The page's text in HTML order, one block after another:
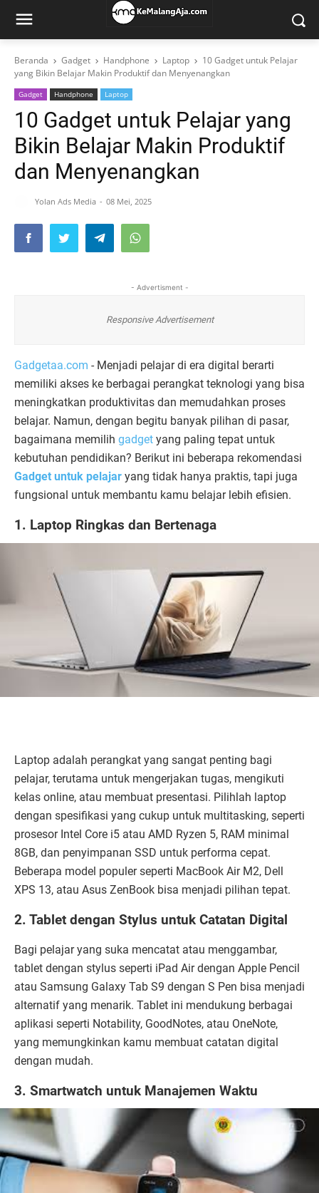
Beranda Gadget Handphone Laptop
10 Gadget untuk Pelajar
yang Bikin Belajar Makin Produktif dan Menyenangkan
Gadget Handphone Laptop
10 Gadget untuk Pelajar yang
Bikin Belajar Makin Produktif
dan Menyenangkan
Yolan Ads Media 08 Mei, 2025
- Advertisment -
Responsive Advertisement
Gadgetaa.com - Menjadi pelajar di era digital berarti
memiliki akses ke berbagai perangkat teknologi yang bisa
meningkatkan produktivitas dan memudahkan proses
belajar. Namun, dengan begitu banyak pilihan di pasar,
bagaimana memilih gadget yang paling tepat untuk
kebutuhan pendidikan? Berikut ini beberapa rekomendasi
Gadget untuk pelajar yang tidak hanya praktis, tapi juga
fungsional untuk membantu kamu belajar lebih efisien.
1. Laptop Ringkas dan Bertenaga
Laptop adalah perangkat yang sangat penting bagi
pelajar, terutama untuk mengerjakan tugas, mengikuti
kelas online, atau membuat presentasi. Pilihlah laptop
dengan spesifikasi yang cukup untuk multitasking, seperti
prosesor Intel Core i5 atau AMD Ryzen 5, RAM minimal
8GB, dan penyimpanan SSD untuk performa cepat.
Beberapa model populer seperti MacBook Air M2, Dell
XPS 13, atau Asus ZenBook bisa menjadi pilihan tepat.
2. Tablet dengan Stylus untuk Catatan Digital
Bagi pelajar yang suka mencatat atau menggambar,
tablet dengan stylus seperti iPad Air dengan Apple Pencil
atau Samsung Galaxy Tab S9 dengan S Pen bisa menjadi
alternatif yang menarik. Tablet ini mendukung berbagai
aplikasi seperti Notability, GoodNotes, atau OneNote,
yang memungkinkan kamu membuat catatan digital
dengan mudah.
3. Smartwatch untuk Manajemen Waktu